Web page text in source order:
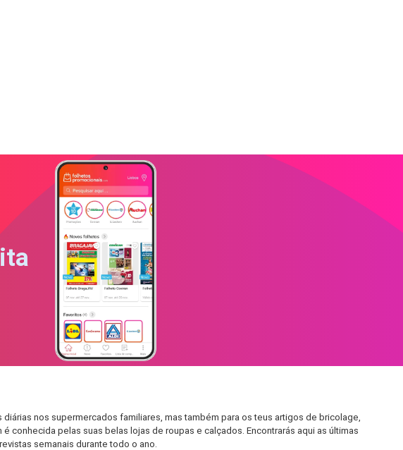
nos supermercados familiares, mas também para os teus artigos de bricolage,
pelas suas belas lojas de roupas e calçados. Encontrarás aqui as últimas
semanais durante todo o ano.